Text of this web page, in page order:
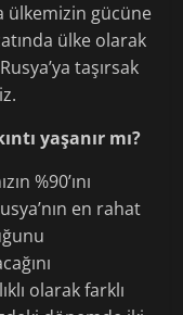
ülkemizin gücüne
ülke olarak
taşırsak
yaşanır mı?
%90’ını
en rahat
olarak farklı